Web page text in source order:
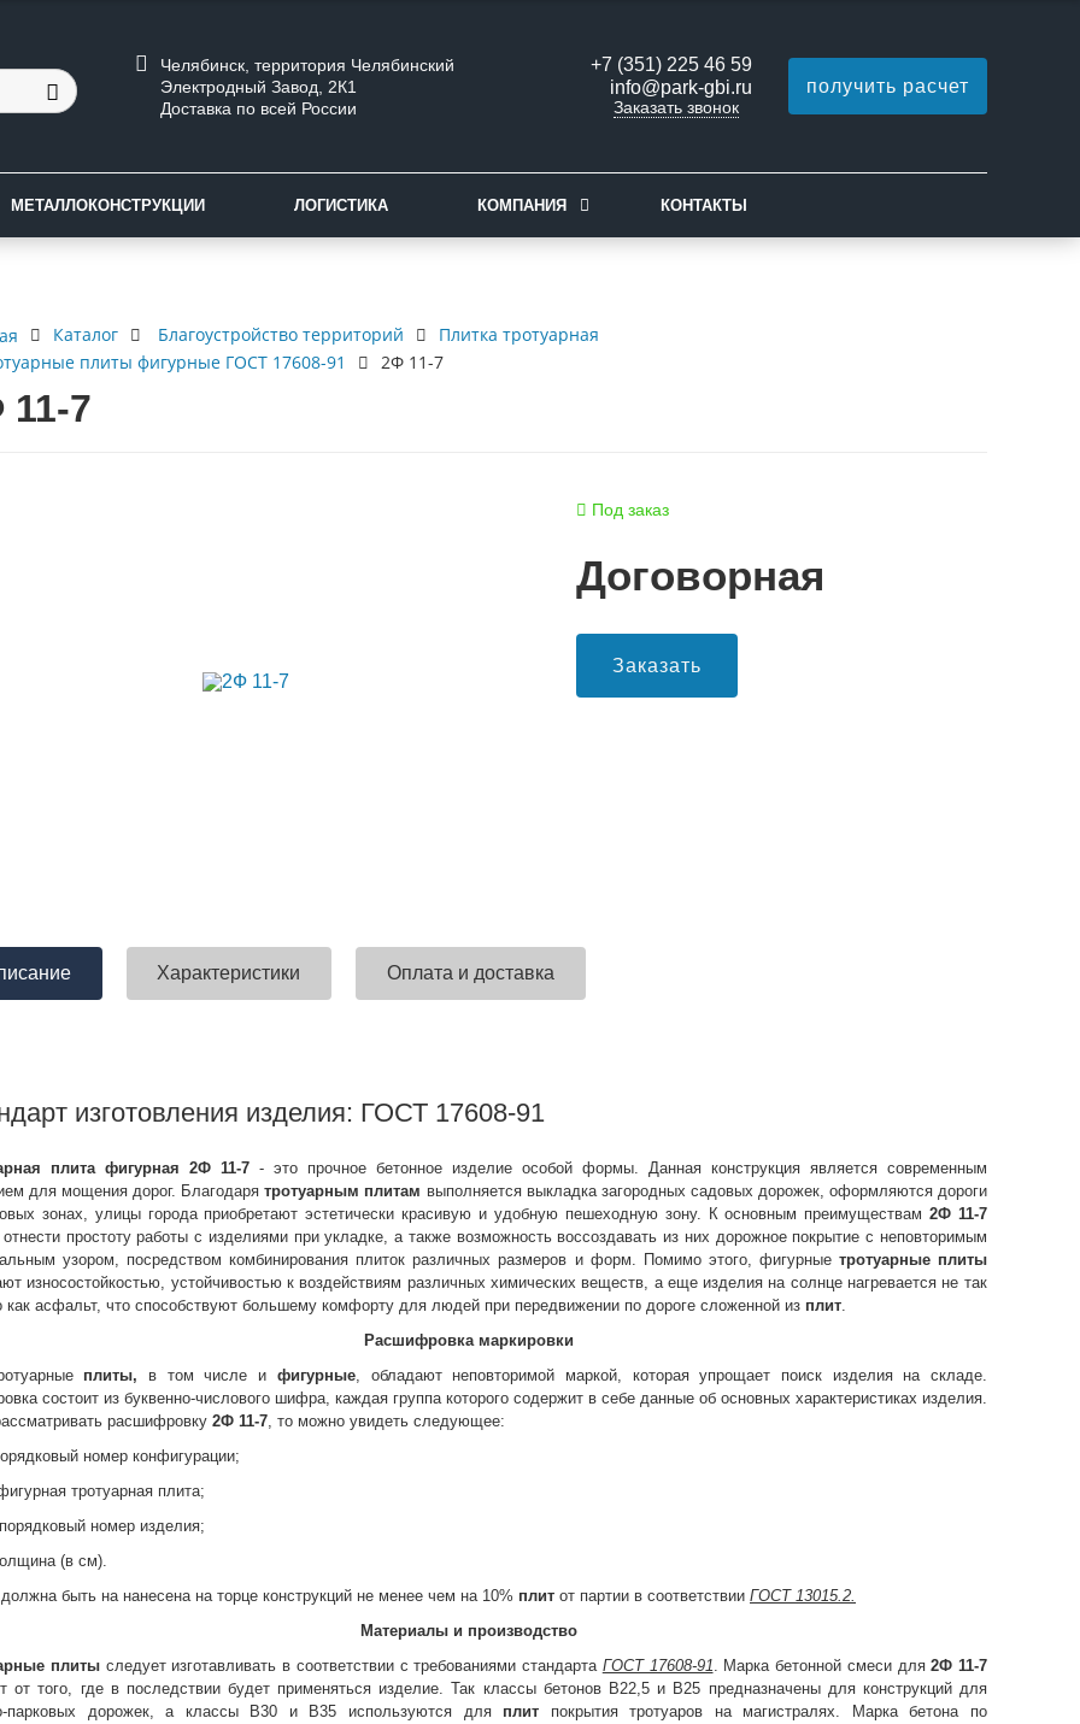
Челябинск, территория Челябинский
Электродный Завод, 2К1
Доставка по всей России
+7 (351) 225 46 59
info@park-gbi.ru
Заказать звонок
получить расчет
МЕТАЛЛОКОНСТРУКЦИИ ЛОГИСТИКА КОМПАНИЯ КОНТАКТЫ
Каталог Благоустройство территорий
Плитка тротуарная
плиты фигурные ГОСТ 17608-91
2Ф 11-7
7
Под заказ
Договорная
Заказать
Характеристики Оплата и доставка
изготовления изделия: ГОСТ 17608-91
плита фигурная 2Ф 11-7 - это прочное бетонное изделие особой формы. Данная конструкция является современным
для мощения дорог. Благодарятротуарным плитам выполняется выкладка загородных садовых дорожек, оформляются дороги
зонах, улицы города приобретают эстетически красивую и удобную пешеходную зону. К основным преимуществам2Ф 11-7
простоту работы с изделиями при укладке, а также возможность воссоздавать из них дорожное покрытие с неповторимым
узором, посредством комбинирования плиток различных размеров и форм. Помимо этого, фигурные тротуарные плиты
износостойкостью, устойчивостью к воздействиям различных химических веществ, а еще изделия на солнце нагревается не так
как асфальт, что способствуют большему комфорту для людей при передвижении по дороге сложенной из плит.
Расшифровка маркировки
плиты, в том числе и фигурные, обладают неповторимой маркой, которая упрощает поиск изделия на складе.
состоит из буквенно-числового шифра, каждая группа которого содержит в себе данные об основных характеристиках изделия.
расшифровку 2Ф 11-7, то можно увидеть следующее:
номер конфигурации;
тротуарная плита;
номер изделия;
(в см).
быть на нанесена на торце конструкций не менее чем на 10% плит от партии в соответствии ГОСТ 13015.2.
Материалы и производство
плитыследует изготавливать в соответствии с требованиями стандарта ГОСТ 17608-91. Марка бетонной смеси для2Ф 11-7
от того, где в последствии будет применяться изделие. Так классы бетонов В22,5 и В25 предназначены для конструкций для
парковых дорожек, а классы В30 и В35 используются для плит покрытия тротуаров на магистралях. Марка бетона по